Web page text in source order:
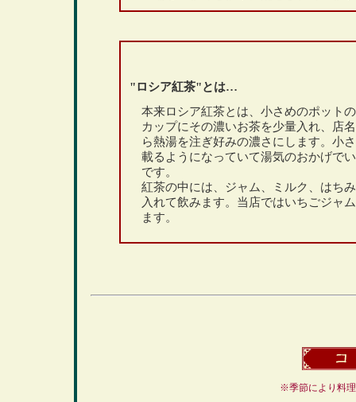
"ロシア紅茶"とは…
本来ロシア紅茶とは、小さめのポット
カップにその濃いお茶を少量入れ、店
ら熱湯を注ぎ好みの濃さにします。小
載るようになっていて湯気のおかげで
です。
紅茶の中には、ジャム、ミルク、はち
入れて飲みます。当店ではいちごジャ
ます。
※季節により料